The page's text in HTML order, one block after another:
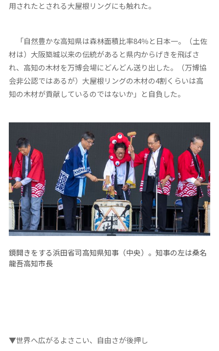
用されたとされる大屋根リングにも触れた。
「自然豊かな高知県は森林面積比率84％と日本一。（土佐
材は）大阪築城以来の伝統があると県内からげきを飛ばさ
れ、高知の木材を万博会場にどんどん送り出した。（万博協
会非公認ではあるが）大屋根リングの木材の4割くらいは高
知の木材が貢献しているのではないか」と自負した。
鏡開きをする浜田省司高知県知事（中央）。知事の左は桑名
龍吾高知市長
▼世界へ広がるよさこい、自由さが後押し